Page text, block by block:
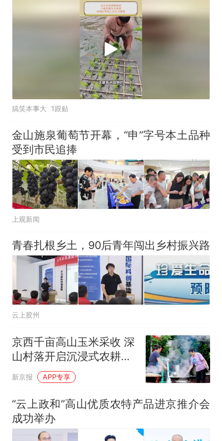
搞笑本事大 1跟贴
金山施泉葡萄节开幕，“申”字号本土品种
受到市民追捧
上观新闻
青春扎根乡土，90后青年闯出乡村振兴路
云上胶州
京西千亩高山玉米采收 深
山村落开启沉浸式农耕体
验
新京报 APP专享
“云上政和”高山优质农特产品进京推介会
成功举办